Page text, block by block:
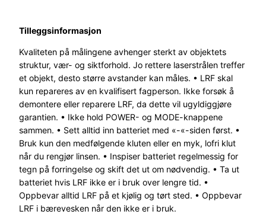
Tilleggsinformasjon
Kvaliteten på målingene avhenger sterkt av objektets
struktur, vær- og siktforhold. Jo rettere laserstrålen treffer
et objekt, desto større avstander kan måles. • LRF skal
kun repareres av en kvalifisert fagperson. Ikke forsøk å
demontere eller reparere LRF, da dette vil ugyldiggjøre
garantien. • Ikke hold POWER- og MODE-knappene
sammen. • Sett alltid inn batteriet med «-«-siden først. •
Bruk kun den medfølgende kluten eller en myk, lofri klut
når du rengjør linsen. • Inspiser batteriet regelmessig for
tegn på forringelse og skift det ut om nødvendig. • Ta ut
batteriet hvis LRF ikke er i bruk over lengre tid. •
Oppbevar alltid LRF på et kjølig og tørt sted. • Oppbevar
LRF i bærevesken når den ikke er i bruk.